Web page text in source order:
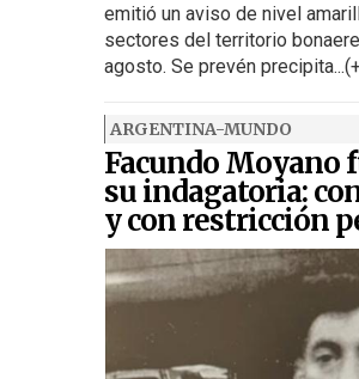
emitió un aviso de nivel
sectores del territorio
agosto. Se prevén
ARGENTINA-MUNDO
Facundo Moyano
su indagatoria:
y con restricción